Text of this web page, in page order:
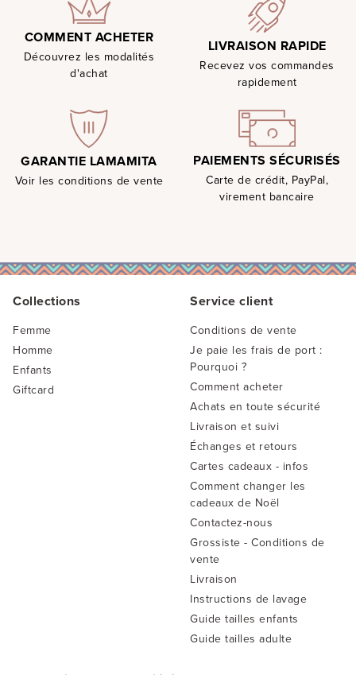
COMMENT ACHETER
Découvrez les modalités
d'achat
LIVRAISON RAPIDE
Recevez vos commandes
rapidement
GARANTIE LAMAMITA
Voir les conditions de vente
PAIEMENTS SÉCURISÉS
Carte de crédit, PayPal,
virement bancaire
Collections
Femme
Homme
Enfants
Giftcard
Service client
Conditions de vente
Je paie les frais de port :
Pourquoi ?
Comment acheter
Achats en toute sécurité
Livraison et suivi
Échanges et retours
Cartes cadeaux - infos
Comment changer les
cadeaux de Noël
Contactez-nous
Grossiste - Conditions de
vente
Livraison
Instructions de lavage
Guide tailles enfants
Guide tailles adulte